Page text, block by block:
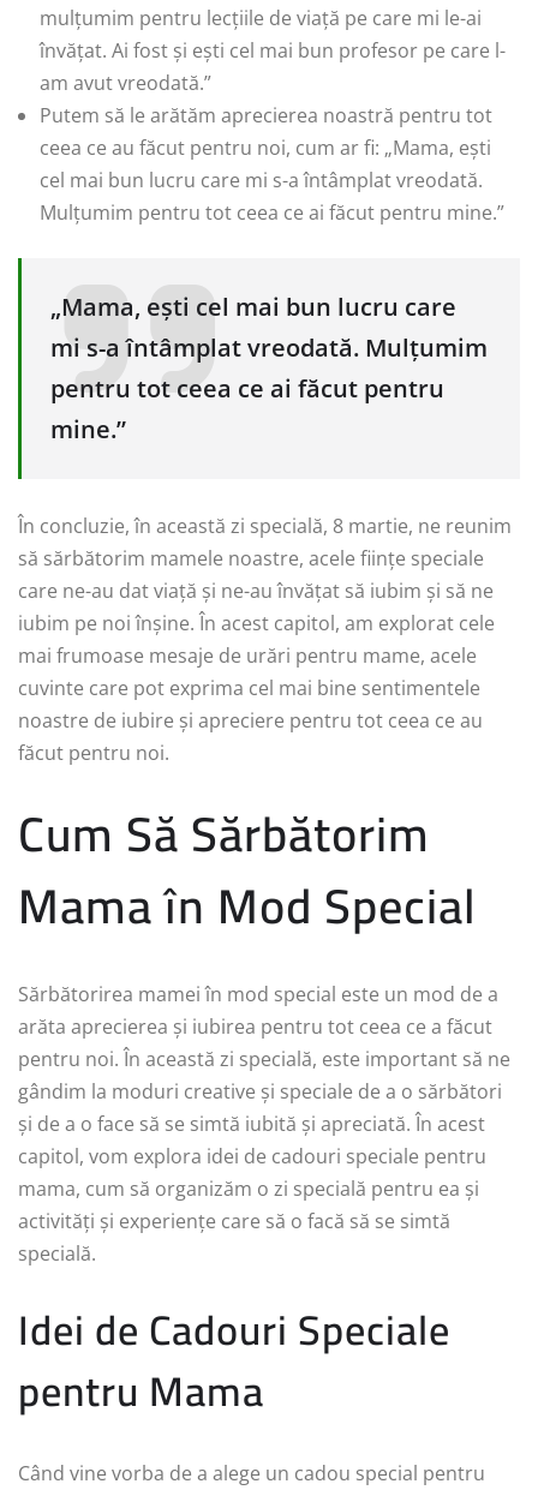
mulțumim pentru lecțiile de viață pe care mi le-ai
învățat. Ai fost și ești cel mai bun profesor pe care l-
am avut vreodată.”
Putem să le arătăm aprecierea noastră pentru tot
ceea ce au făcut pentru noi, cum ar fi: „Mama, ești
cel mai bun lucru care mi s-a întâmplat vreodată.
Mulțumim pentru tot ceea ce ai făcut pentru mine.”
„Mama, ești cel mai bun lucru care
mi s-a întâmplat vreodată. Mulțumim
pentru tot ceea ce ai făcut pentru
mine.”
În concluzie, în această zi specială, 8 martie, ne reunim
să sărbătorim mamele noastre, acele ființe speciale
care ne-au dat viață și ne-au învățat să iubim și să ne
iubim pe noi înșine. În acest capitol, am explorat cele
mai frumoase mesaje de urări pentru mame, acele
cuvinte care pot exprima cel mai bine sentimentele
noastre de iubire și apreciere pentru tot ceea ce au
făcut pentru noi.
Cum Să Sărbătorim
Mama în Mod Special
Sărbătorirea mamei în mod special este un mod de a
arăta aprecierea și iubirea pentru tot ceea ce a făcut
pentru noi. În această zi specială, este important să ne
gândim la moduri creative și speciale de a o sărbători
și de a o face să se simtă iubită și apreciată. În acest
capitol, vom explora idei de cadouri speciale pentru
mama, cum să organizăm o zi specială pentru ea și
activități și experiențe care să o facă să se simtă
specială.
Idei de Cadouri Speciale
pentru Mama
Când vine vorba de a alege un cadou special pentru